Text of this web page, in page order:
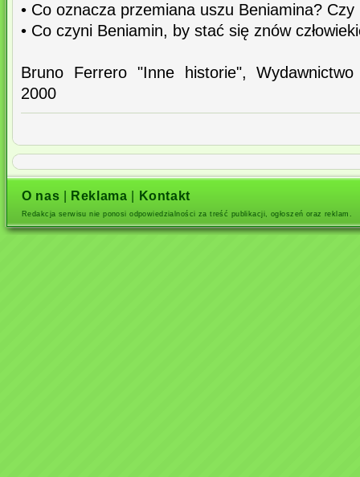
• Co oznacza przemiana uszu Beniamina?
• Co czyni Beniamin, by stać się znów
Bruno Ferrero "Inne historie", Wydawnictwo
2000
O nas Reklama Kontakt
Redakcja serwisu nie ponosi odpowiedzialności za treść publikacji, ogłoszeń oraz reklam.